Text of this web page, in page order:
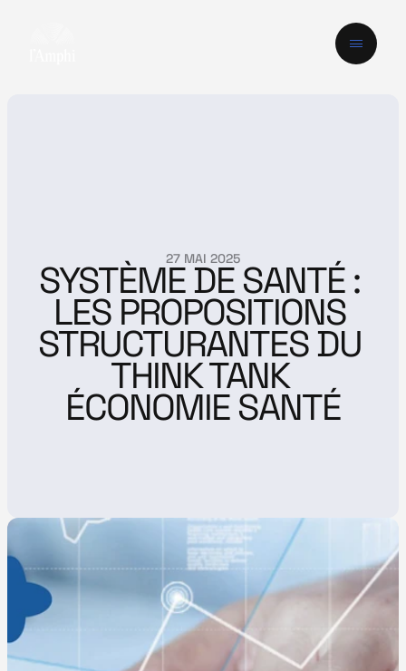
27 MAI 2025
SYSTÈME DE SANTÉ :
LES PROPOSITIONS
STRUCTURANTES DU
THINK TANK
ÉCONOMIE SANTÉ